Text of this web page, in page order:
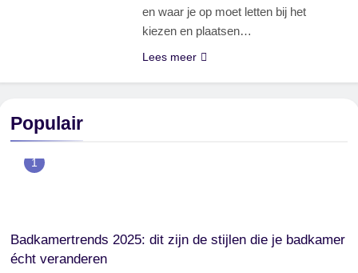
en waar je op moet letten bij het
kiezen en plaatsen…
Lees meer
Populair
1
Badkamertrends 2025: dit zijn de stijlen die je badkamer
écht veranderen